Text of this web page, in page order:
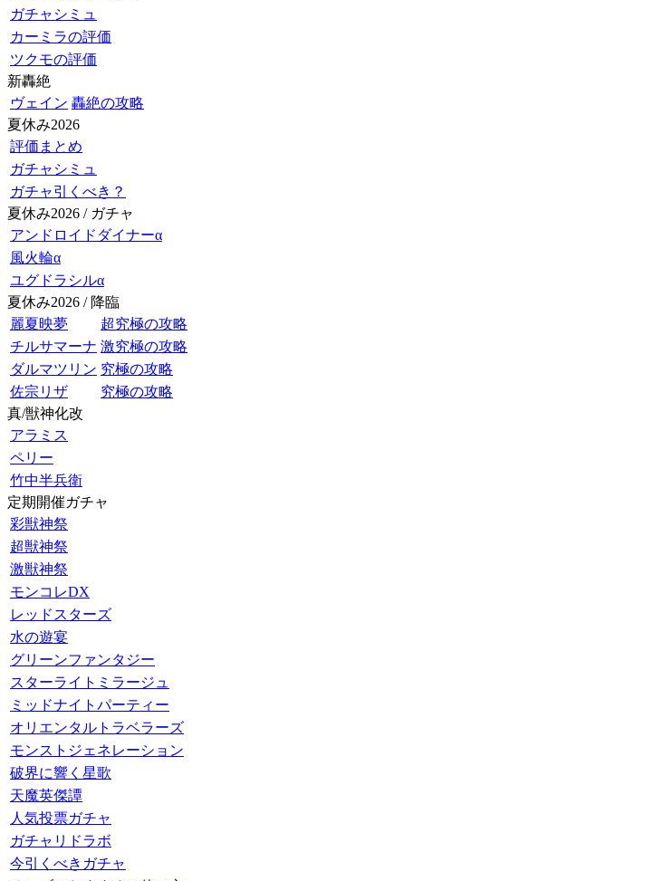
ガチャシミュ
カーミラの評価
ツクモの評価
新轟絶
ヴェイン 轟絶の攻略
夏休み2026
評価まとめ
ガチャシミュ
ガチャ引くべき？
夏休み2026 / ガチャ
アンドロイドダイナーα
風火輪α
ユグドラシルα
夏休み2026 / 降臨
麗夏映夢
超究極の攻略
チルサマーナ 激究極の攻略
ダルマツリン 究極の攻略
佐宗リザ
究極の攻略
真/獣神化改
アラミス
ペリー
竹中半兵衛
定期開催ガチャ
彩獣神祭
超獣神祭
激獣神祭
モンコレDX
レッドスターズ
水の遊宴
グリーンファンタジー
スターライトミラージュ
ミッドナイトパーティー
オリエンタルトラベラーズ
モンストジェネレーション
破界に響く星歌
天魔英傑譚
人気投票ガチャ
ガチャリドラボ
今引くべきガチャ